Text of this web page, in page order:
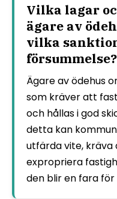
Vilka lagar
ägare av
vilka
försummelse?
Ägare av ödehus
som kräver att
och hållas i god
detta kan
utfärda vite,
expropriera
den blir en fara för